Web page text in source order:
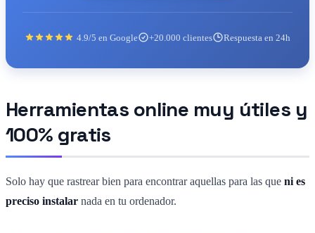
4.9/5 en Google +20.000 clientes Respuesta en 24h
Herramientas online muy útiles y
100% gratis
Solo hay que rastrear bien para encontrar aquellas para las que ni es
preciso instalar nada en tu ordenador.